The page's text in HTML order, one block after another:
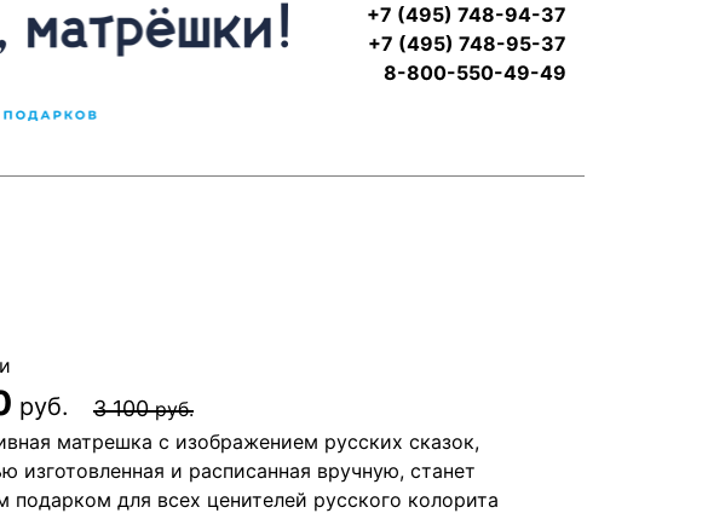
+7 (495) 748-94-37
+7 (495) 748-95-37
8-800-550-49-49
руб. 3 100руб.
матрешка с изображением русских сказок,
изготовленная и расписанная вручную, станет
подарком для всех ценителей русского колорита